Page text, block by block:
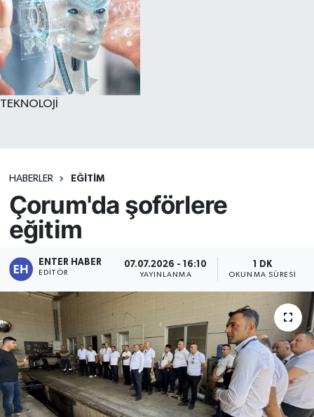
TEKNOLOJİ
HABERLER EĞİTİM
Çorum'da şoförlere
eğitim
ENTER HABER
EDITÖR
07.07.2026 - 16:10
YAYINLANMA
1 DK
OKUNMA SÜRESI